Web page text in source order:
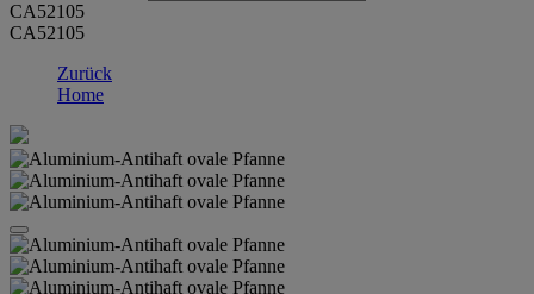
CA52105
CA52105
Zurück
Home